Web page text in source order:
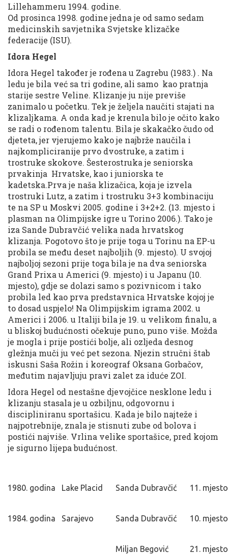
Lillehammeru 1994. godine.
Od prosinca 1998. godine jedna je od samo sedam
medicinskih savjetnika Svjetske klizačke
federacije (ISU).
Idora Hegel
Idora Hegel također je rođena u Zagrebu (1983.) . Na
ledu je bila već sa tri godine, ali samo kao pratnja
starije sestre Veline. Klizanje ju nije previše
zanimalo u početku. Tek je željela naučiti stajati na
klizaljkama. A onda kad je krenula bilo je očito kako
se radi o rođenom talentu. Bila je skakačko čudo od
djeteta, jer vjerujemo kako je najbrže naučila i
najkompliciranije prvo dvostruke, a zatim i
trostruke skokove. Šesterostruka je seniorska
prvakinja Hrvatske, kao i juniorska te
kadetska.Prva je naša klizačica, koja je izvela
trostruki Lutz, a zatim i trostruku 3+3 kombinaciju
te na SP u Moskvi 2005. godine i 3+2+2. (13. mjesto i
plasman na Olimpijske igre u Torino 2006.). Tako je
iza Sande Dubravčić velika nada hrvatskog
klizanja. Pogotovo što je prije toga u Torinu na EP-u
probila se među deset najboljih (9. mjesto). U svojoj
najboljoj sezoni prije toga bila je na dva seniorska
Grand Prixa u Americi (9. mjesto) i u Japanu (10.
mjesto), gdje se dolazi samo s pozivnicom i tako
probila led kao prva predstavnica Hrvatske kojoj je
to dosad uspjelo! Na Olimpijskim igrama 2002. u
Americi i 2006. u Italiji bila je 19. u velikom finalu, a
u bliskoj budućnosti očekuje puno, puno više. Možda
je mogla i prije postići bolje, ali ozljeda desnog
gležnja muči ju već pet sezona. Njezin stručni štab
iskusni Saša Rožin i koreograf Oksana Gorbačov,
međutim najavljuju pravi zalet za iduće ZOI.
Idora Hegel od nestašne djevojčice nesklone ledu i
klizanju stasala je u ozbiljnu, odgovornu i
discipliniranu sportašicu. Kada je bilo najteže i
najpotrebnije, znala je stisnuti zube od bolova i
postići najviše. Vrlina velike sportašice, pred kojom
je sigurno lijepa budućnost.
1980. godina Lake Placid Sanda Dubravčić 11. mjesto
1984. godina Sarajevo Sanda Dubravčić 10. mjesto
Miljan Begović 21. mjesto